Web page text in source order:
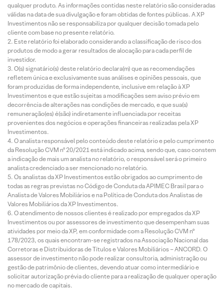
qualquer produto. As informações contidas neste relatório são consideradas
válidas na data de sua divulgação e foram obtidas de fontes públicas. A XP
Investimentos não se responsabiliza por qualquer decisão tomada pelo
cliente com base no presente relatório.
Este relatório foi elaborado considerando a classificação de risco dos
produtos de modo a gerar resultados de alocação para cada perfil de
investidor.
O(s) signatário(s) deste relatório declara(m) que as recomendações
refletem única e exclusivamente suas análises e opiniões pessoais, que
foram produzidas de forma independente, inclusive em relação à XP
Investimentos e que estão sujeitas a modificações sem aviso prévio em
decorrência de alterações nas condições de mercado, e que sua(s)
remuneração(es) é(são) indiretamente influenciada por receitas
provenientes dos negócios e operações financeiras realizadas pela XP
Investimentos.
O analista responsável pelo conteúdo deste relatório e pelo cumprimento
da Resolução CVM nº 20/2021 está indicado acima, sendo que, caso constem
a indicação de mais um analista no relatório, o responsável será o primeiro
analista credenciado a ser mencionado no relatório.
Os analistas da XP Investimentos estão obrigados ao cumprimento de
todas as regras previstas no Código de Conduta da APIMEC Brasil para o
Analista de Valores Mobiliários e na Política de Conduta dos Analistas de
Valores Mobiliários da XP Investimentos.
O atendimento de nossos clientes é realizado por empregados da XP
Investimentos ou por assessores de investimento que desempenham suas
atividades por meio da XP, em conformidade com a Resolução CVM nº
178/2023, os quais encontram-se registrados na Associação Nacional das
Corretoras e Distribuidoras de Títulos e Valores Mobiliários – ANCORD. O
assessor de investimento não pode realizar consultoria, administração ou
gestão de patrimônio de clientes, devendo atuar como intermediário e
solicitar autorização prévia do cliente para a realização de qualquer operação
no mercado de capitais.